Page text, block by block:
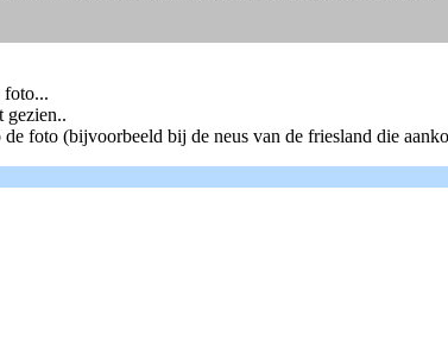
foto...
gezien..
foto (bijvoorbeeld bij de neus van de friesland die